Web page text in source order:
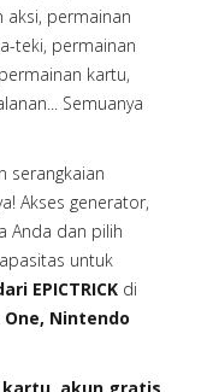
aksi, permainan
teki, permainan
kartu,
Semuanya
serangkaian
Akses generator,
Anda dan pilih
untuk
EPICTRICK di
One, Nintendo
akun gratis